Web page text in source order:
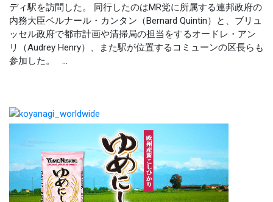
ディ駅を訪問した。 同行したのはMR党に所属する連邦政府の
内務大臣ベルナール・カンタン（Bernard Quintin）と、ブリュ
ッセル政府で都市計画や清掃局の担当をするオードレ・アン
リ（Audrey Henry）、また駅が位置するコミューンの区長らも
参加した。 ...